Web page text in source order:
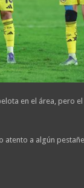
en el área, pero
atento a algún